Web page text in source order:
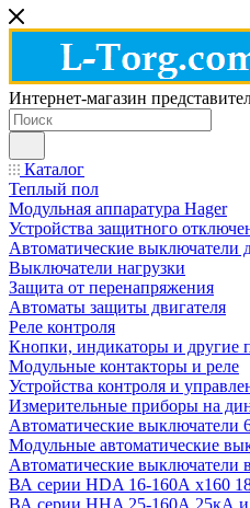
Интернет-магазин
Каталог
Теплый пол
Модульная аппаратура Hager
Устройства защитного
Автоматические выключатели
Выключатели нагрузки
Защита от перенапряжения
Автоматы защиты двигателя
Реле контроля
Кнопки, индикаторы и другие
Модульные контакторы и реле
Устройства контроля и
Измерительные приборы на
Автоматические выключатели
Модульные автоматические
Автоматические выключатели
ВА серии HDA 16-160А x160
ВА серии HHA 25-160А 25кА и